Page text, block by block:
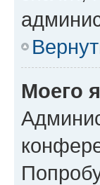
Моего